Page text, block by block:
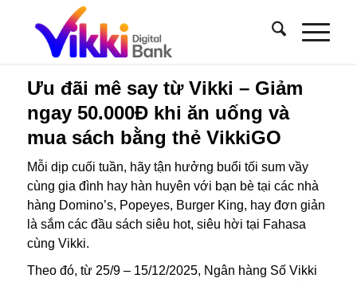
Ưu đãi mê say từ Vikki – Giảm
ngay 50.000Đ khi ăn uống và
mua sách bằng thẻ VikkiGO
Mỗi dịp cuối tuần, hãy tận hưởng buổi tối sum vầy
cùng gia đình hay hàn huyên với bạn bè tại các nhà
hàng Domino’s, Popeyes, Burger King, hay đơn giản
là sắm các đầu sách siêu hot, siêu hời tại Fahasa
cùng Vikki.
Theo đó, từ 25/9 – 15/12/2025, Ngân hàng Số Vikki